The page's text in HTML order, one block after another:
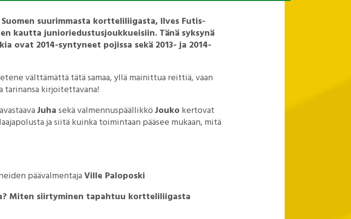
suurimmasta kortteliliigasta, Ilves Futis-
kautta junioriedustusjoukkueisiin. Tänä syksynä
ovat 2014-syntyneet pojissa sekä 2013- ja 2014-
välttämättä tätä samaa, yllä mainittua reittiä, vaan
tarinansa kirjoitettavana!
Juhasekä valmennuspäällikköJouko kertovat
ja siitä kuinka toimintaan pääsee mukaan, mitä
päävalmentajaVille Paloposki
Miten siirtyminen tapahtuu kortteliliigasta